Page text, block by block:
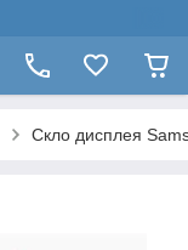
Скло дисплея